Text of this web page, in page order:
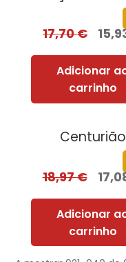
17,70€
Adicionar
carrinho
Centurião
18,97€
Adicionar
carrinho